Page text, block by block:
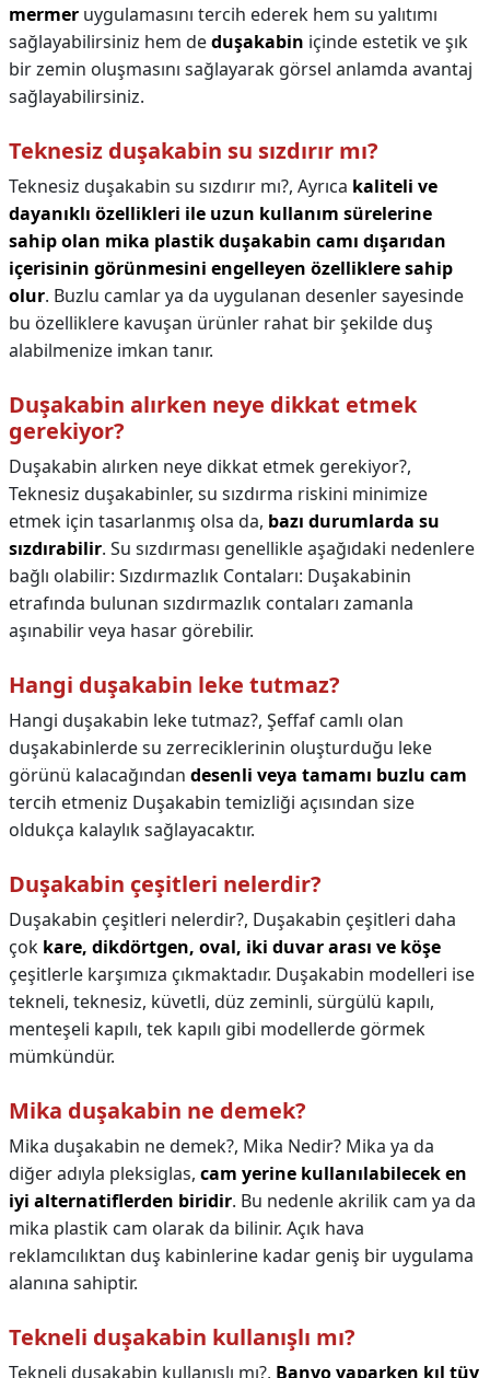
mermer uygulamasını tercih ederek hem su yalıtımı
sağlayabilirsiniz hem deduşakabin içinde estetik ve şık
bir zemin oluşmasını sağlayarak görsel anlamda avantaj
sağlayabilirsiniz.
Teknesiz duşakabin su sızdırır mı?
Teknesiz duşakabin su sızdırır mı?, Ayrıca kaliteli ve
dayanıklı özellikleri ile uzun kullanım sürelerine
sahip olan mika plastik duşakabin camı dışarıdan
içerisinin görünmesini engelleyen özelliklere sahip
olur. Buzlu camlar ya da uygulanan desenler sayesinde
bu özelliklere kavuşan ürünler rahat bir şekilde duş
alabilmenize imkan tanır.
Duşakabin alırken neye dikkat etmek
gerekiyor?
Duşakabin alırken neye dikkat etmek gerekiyor?,
Teknesiz duşakabinler, su sızdırma riskini minimize
etmek için tasarlanmış olsa da, bazı durumlarda su
sızdırabilir. Su sızdırması genellikle aşağıdaki nedenlere
bağlı olabilir: Sızdırmazlık Contaları: Duşakabinin
etrafında bulunan sızdırmazlık contaları zamanla
aşınabilir veya hasar görebilir.
Hangi duşakabin leke tutmaz?
Hangi duşakabin leke tutmaz?, Şeffaf camlı olan
duşakabinlerde su zerreciklerinin oluşturduğu leke
görünü kalacağından desenli veya tamamı buzlu cam
tercih etmeniz Duşakabin temizliği açısından size
oldukça kalaylık sağlayacaktır.
Duşakabin çeşitleri nelerdir?
Duşakabin çeşitleri nelerdir?, Duşakabin çeşitleri daha
çok kare, dikdörtgen, oval, iki duvar arası ve köşe
çeşitlerle karşımıza çıkmaktadır. Duşakabin modelleri ise
tekneli, teknesiz, küvetli, düz zeminli, sürgülü kapılı,
menteşeli kapılı, tek kapılı gibi modellerde görmek
mümkündür.
Mika duşakabin ne demek?
Mika duşakabin ne demek?, Mika Nedir? Mika ya da
diğer adıyla pleksiglas, cam yerine kullanılabilecek en
iyi alternatiflerden biridir. Bu nedenle akrilik cam ya da
mika plastik cam olarak da bilinir. Açık hava
reklamcılıktan duş kabinlerine kadar geniş bir uygulama
alanına sahiptir.
Tekneli duşakabin kullanışlı mı?
Tekneli duşakabin kullanışlı mı?, Banyo yaparken kıl tüy